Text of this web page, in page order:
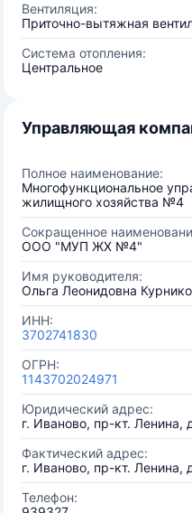
Вентиляция:
Приточно-вытяжная
Система отопления:
Центральное
Управляющая
Полное наименование:
Многофункциональное
жилищного хозяйства №4
Сокращенное
ООО "МУП ЖХ №4"
Имя руководителя:
Ольга Леонидовна
ИНН:
3702741830
ОГРН:
1143702024971
Юридический адрес:
г. Иваново, пр-кт. Ленина,
Фактический адрес:
г. Иваново, пр-кт. Ленина,
Телефон: